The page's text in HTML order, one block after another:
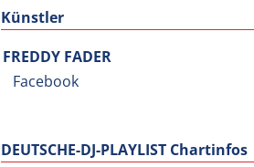
Künstler
FREDDY FADER
Facebook
DEUTSCHE-DJ-PLAYLIST Chartinfos